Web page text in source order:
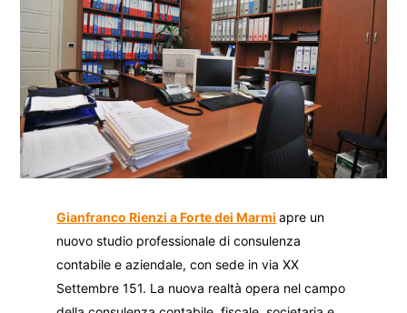
Gianfranco Rienzi a Forte dei Marmi apre un
nuovo studio professionale di consulenza
contabile e aziendale, con sede in via XX
Settembre 151. La nuova realtà opera nel campo